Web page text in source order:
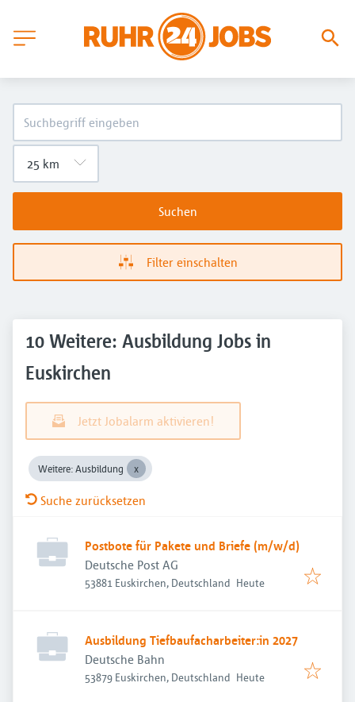
Suchen
Filter einschalten
10 Weitere: Ausbildung Jobs in
Euskirchen
Jetzt Jobalarm aktivieren!
Weitere: Ausbildung
Suche zurücksetzen
Postbote für Pakete und Briefe (m/w/d)
Deutsche Post AG
53881 Euskirchen, Deutschland Veröffentlicht
Heute
Ausbildung Tiefbaufacharbeiter:in 2027
Deutsche Bahn
53879 Euskirchen, Deutschland Veröffentlicht
Heute